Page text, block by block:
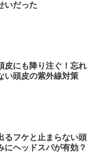
いだった
皮にも降り注ぐ！忘れ
い頭皮の紫外線対策
るフケと止まらない頭
にヘッドスパが有効？